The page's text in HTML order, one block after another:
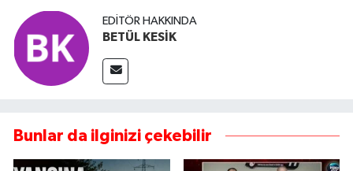
EDITÖR HAKKINDA
BETÜL KESİK
Bunlar da ilginizi çekebilir